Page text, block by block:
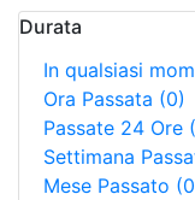
Durata
In qualsiasi
Ora Passata (0)
Passate 24 Ore
Settimana
Mese Passato